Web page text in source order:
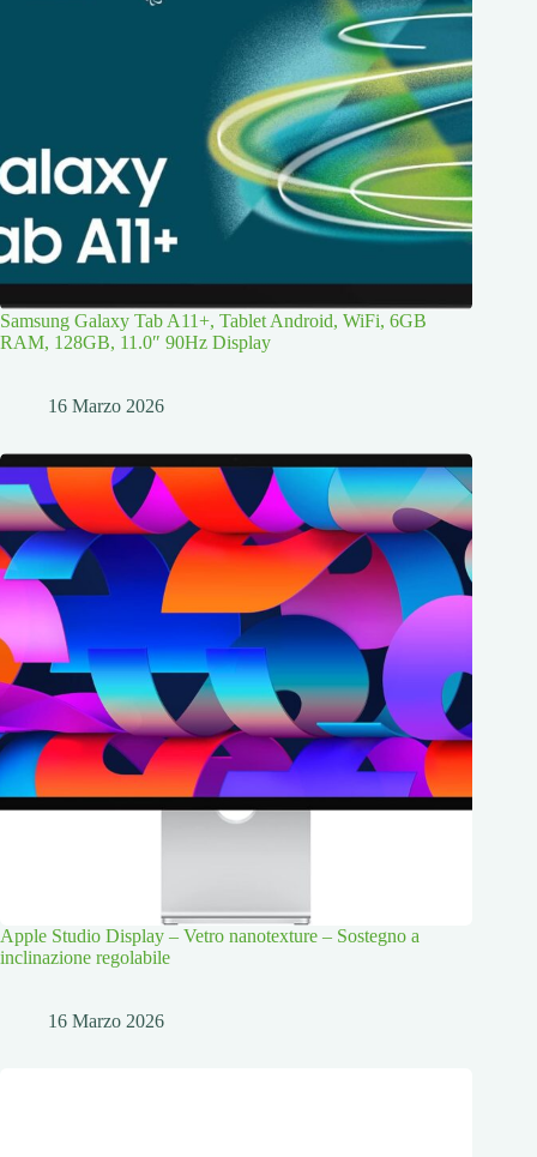
Samsung Galaxy Tab A11+, Tablet Android, WiFi, 6GB
RAM, 128GB, 11.0″ 90Hz Display
16 Marzo 2026
Apple Studio Display – Vetro nanotexture – Sostegno a
inclinazione regolabile
16 Marzo 2026